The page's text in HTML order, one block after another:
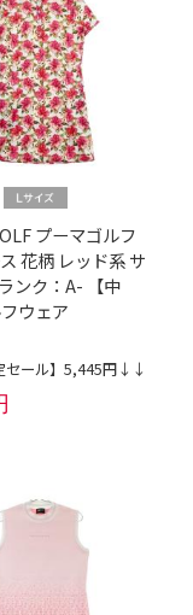
プーマゴルフ
花柄 レッド系 サ
ンク：A- 【中
ウェア
セール】5,445円↓↓